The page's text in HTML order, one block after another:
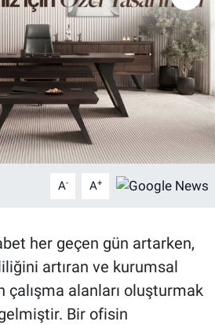
A- A+
her geçen gün artarken,
artıran ve kurumsal
alanları oluşturmak
Bir ofisin